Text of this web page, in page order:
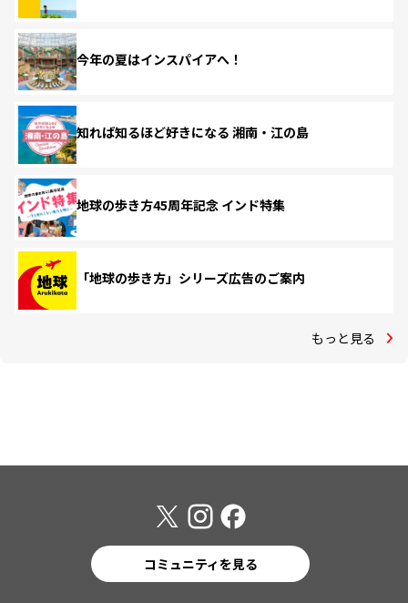
今年の夏はインスパイアへ！
知れば知るほど好きになる 湘南・江の島
地球の歩き方45周年記念 インド特集
「地球の歩き方」シリーズ広告のご案内
もっと見る
コミュニティを見る